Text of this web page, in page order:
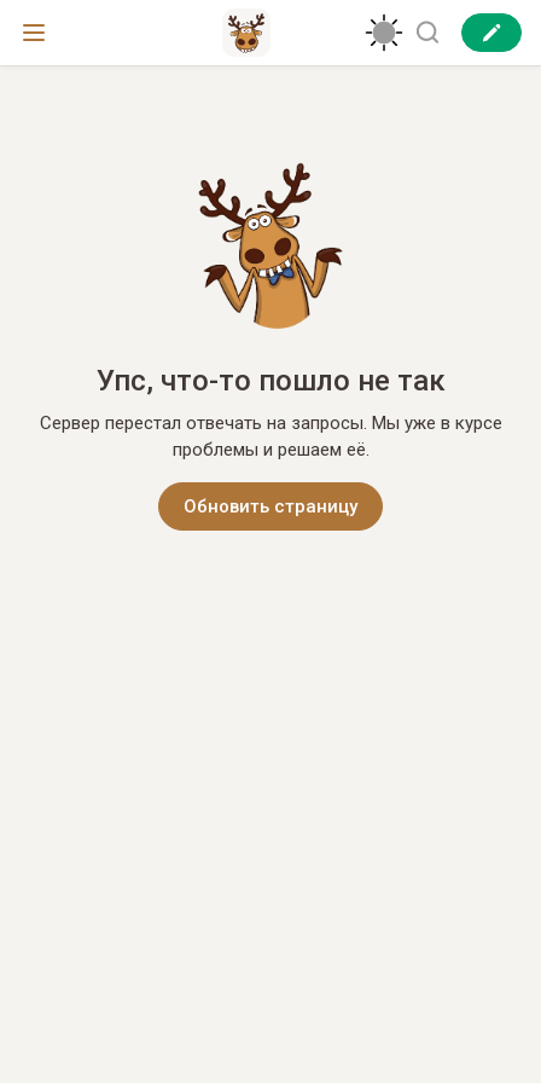
Упс, что-то пошло не так
Сервер перестал отвечать на запросы. Мы уже в курсе
проблемы и решаем её.
Обновить страницу